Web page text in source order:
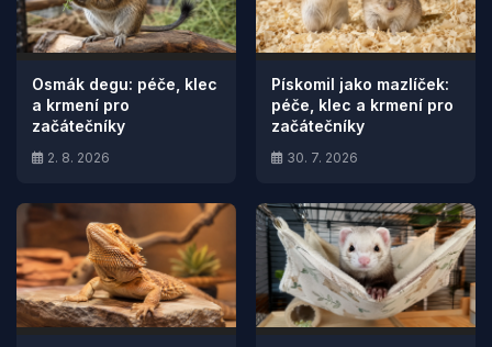
Osmák degu: péče, klec
a krmení pro
začátečníky
2. 8. 2026
Pískomil jako mazlíček:
péče, klec a krmení pro
začátečníky
30. 7. 2026